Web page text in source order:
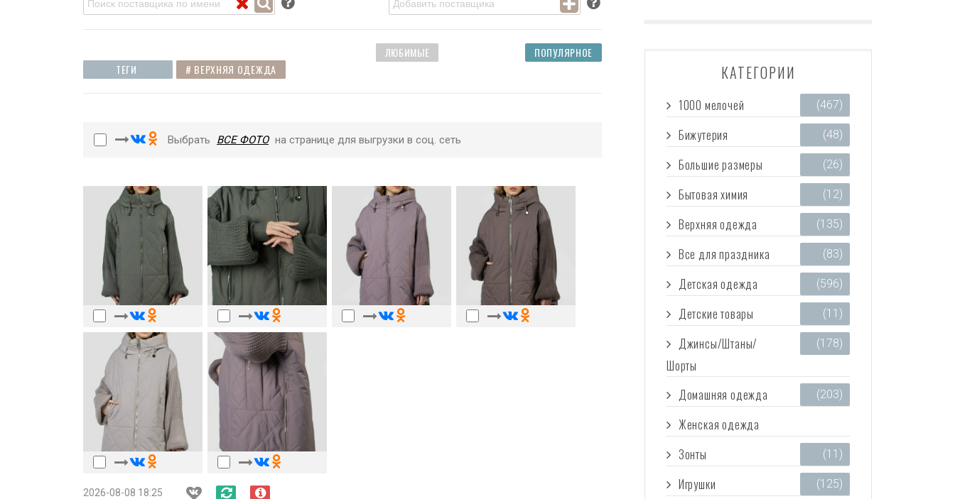
ТЕГИ
# ВЕРХНЯЯ ОДЕЖДА
ЛЮБИМЫЕ ПОПУЛЯРНОЕ
Выбрать ВСЕ ФОТО на странице для выгрузки в соц. сеть
2026-08-08 18:25
КАТЕГОРИИ
1000 мелочей (467)
Бижутерия (48)
Большие размеры (26)
Бытовая химия (12)
Верхняя одежда (135)
Все для праздника (83)
Детская одежда (596)
Детские товары (11)
Джинсы/Штаны/
Шорты
(178)
Домашняя одежда (203)
Женская одежда
Зонты (11)
Игрушки (125)